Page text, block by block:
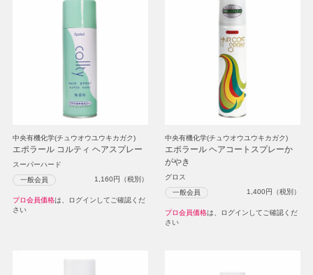
中央有機化学(チュウオウユウキカガク)
エポラール コルティ ヘアスプレー
スーパーハード
一般会員 1,160円（税別）
プロ会員価格は、ログインしてご確認くだ
さい
中央有機化学(チュウオウユウキカガク)
エポラール ヘアコートスプレーか
がやき
グロス
一般会員 1,400円（税別）
プロ会員価格は、ログインしてご確認くだ
さい